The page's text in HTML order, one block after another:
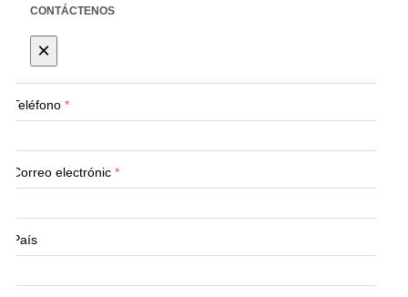
CONTÁCTENOS
×
Teléfono *
Correo electrónic *
País